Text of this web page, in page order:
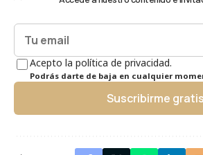
Acepto la política de privacidad.
Podrás darte de baja en cualquier
Suscribirme gratis